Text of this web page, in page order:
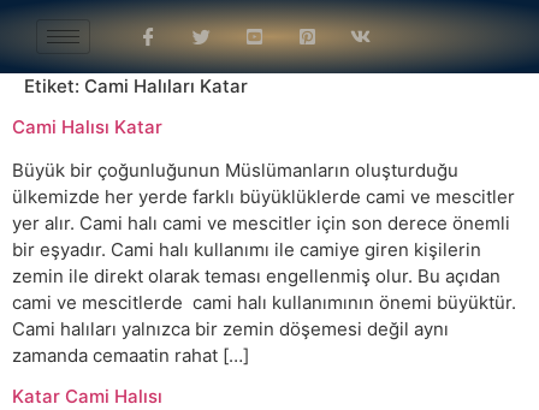
Etiket: Cami Halıları Katar
Cami Halısı Katar
Büyük bir çoğunluğunun Müslümanların oluşturduğu
ülkemizde her yerde farklı büyüklüklerde cami ve mescitler
yer alır. Cami halı cami ve mescitler için son derece önemli
bir eşyadır. Cami halı kullanımı ile camiye giren kişilerin
zemin ile direkt olarak teması engellenmiş olur. Bu açıdan
cami ve mescitlerde cami halı kullanımının önemi büyüktür.
Cami halıları yalnızca bir zemin döşemesi değil aynı
zamanda cemaatin rahat […]
Katar Cami Halısı